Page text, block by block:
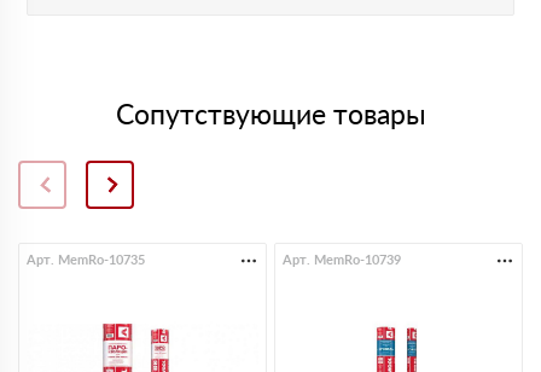
Сопутствующие товары
Арт. MemRo-10735 Арт. MemRo-10739